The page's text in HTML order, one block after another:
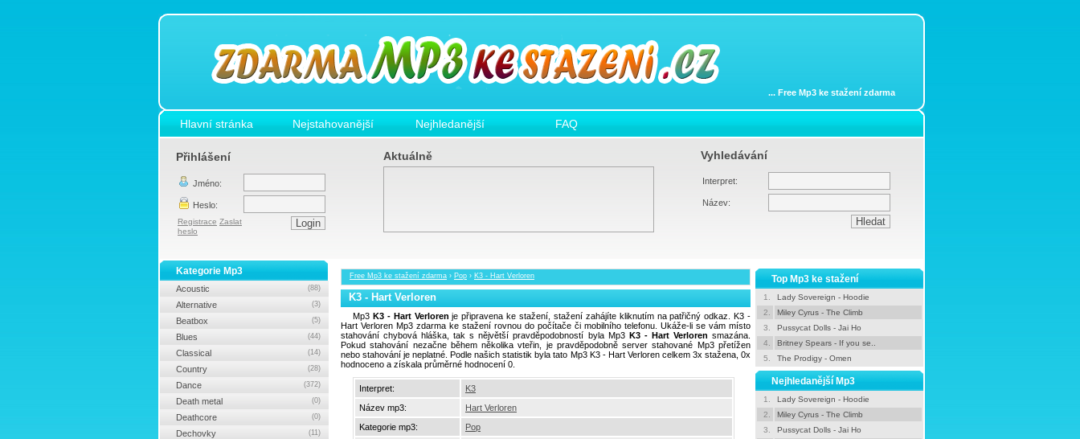
... Free Mp3 ke stažení zdarma
Hlavní stránka Nejstahovanější Nejhledanější FAQ
Přihlášení
Jméno:
Heslo:
Registrace Zaslat
heslo
Aktuálně Vyhledávání
Interpret:
Název:
Free Mp3 ke stažení zdarma › Pop › K3 - Hart Verloren
K3 - Hart Verloren
Mp3 K3 - Hart Verloren je připravena ke stažení, stažení zahájíte kliknutím na patřičný odkaz. K3 -
Hart Verloren Mp3 zdarma ke stažení rovnou do počítače či mobilního telefonu. Ukáže-li se vám místo
stahování chybová hláška, tak s nějvětší pravděpodobností byla Mp3 K3 - Hart Verloren smazána.
Pokud stahování nezačne během několika vteřin, je pravděpodobně server stahované Mp3 přetížen
nebo stahování je neplatné. Podle našich statistik byla tato Mp3 K3 - Hart Verloren celkem 3x stažena, 0x
hodnoceno a získala průměrné hodnocení 0.
Interpret:
K3
Název mp3:
Hart Verloren
Kategorie mp3:
Pop
Top Mp3 ke stažení
1.
Lady Sovereign - Hoodie
2.
Miley Cyrus - The Climb
3.
Pussycat Dolls - Jai Ho
4.
Britney Spears - If you se..
5.
The Prodigy - Omen
Nejhledanější Mp3
1.
Lady Sovereign - Hoodie
2.
Miley Cyrus - The Climb
3.
Pussycat Dolls - Jai Ho
Kategorie Mp3
Acoustic (88)
Alternative (3)
Beatbox (5)
Blues (44)
Classical (14)
Country (28)
Dance (372)
Death metal (0)
Deathcore (0)
Dechovky (11)